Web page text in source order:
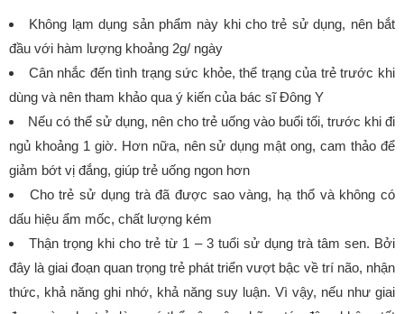
Không lạm dụng sản phẩm này khi cho trẻ sử dụng, nên bắt
đầu với hàm lượng khoảng 2g/ ngày
Cân nhắc đến tình trạng sức khỏe, thể trạng của trẻ trước khi
dùng và nên tham khảo qua ý kiến của bác sĩ Đông Y
Nếu có thể sử dụng, nên cho trẻ uống vào buổi tối, trước khi đi
ngủ khoảng 1 giờ. Hơn nữa, nên sử dụng mật ong, cam thảo để
giảm bớt vị đắng, giúp trẻ uống ngon hơn
Cho trẻ sử dụng trà đã được sao vàng, hạ thổ và không có
dấu hiệu ẩm mốc, chất lượng kém
Thận trọng khi cho trẻ từ 1 – 3 tuổi sử dụng trà tâm sen. Bởi
đây là giai đoạn quan trọng trẻ phát triển vượt bậc về trí não, nhận
thức, khả năng ghi nhớ, khả năng suy luận. Vì vậy, nếu như giai